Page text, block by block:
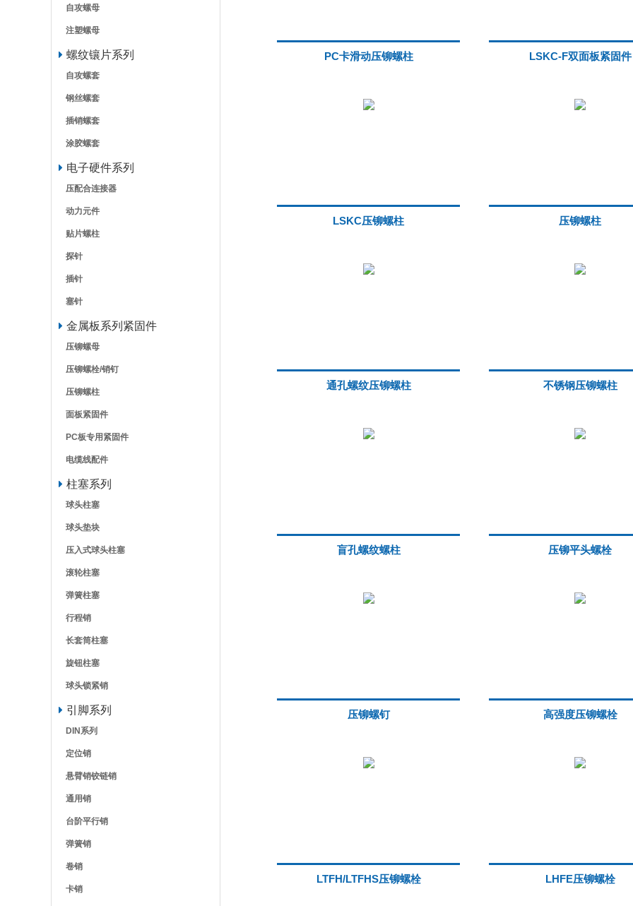
自攻螺母
注塑螺母
螺纹镶片系列
自攻螺套
钢丝螺套
插销螺套
涂胶螺套
电子硬件系列
压配合连接器
动力元件
贴片螺柱
探针
插针
塞针
金属板系列紧固件
压铆螺母
压铆螺栓/销钉
压铆螺柱
面板紧固件
PC板专用紧固件
电缆线配件
柱塞系列
球头柱塞
球头垫块
压入式球头柱塞
滚轮柱塞
弹簧柱塞
行程销
长套筒柱塞
旋钮柱塞
球头锁紧销
引脚系列
DIN系列
定位销
悬臂销铰链销
通用销
台阶平行销
弹簧销
卷销
卡销
PC卡滑动压铆螺柱 LSKC-F双面板紧固件
LSKC压铆螺柱 压铆螺柱
通孔螺纹压铆螺柱 不锈钢压铆螺柱
盲孔螺纹螺柱 压铆平头螺栓
压铆螺钉 高强度压铆螺栓
LTFH/LTFHS压铆螺栓 LHFE压铆螺栓